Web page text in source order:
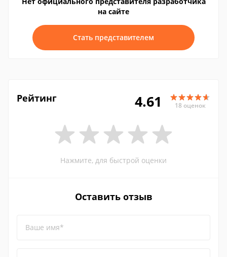
на сайте
Стать представителем
Рейтинг 4.61 18 оценок
Нажмите, для быстрой оценки
Оставить отзыв
Ваше имя*